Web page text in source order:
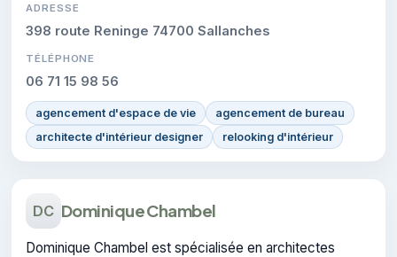
ADRESSE
398 route Reninge 74700 Sallanches
TÉLÉPHONE
06 71 15 98 56
agencement d'espace de vie
agencement de bureau
architecte d'intérieur designer
relooking d'intérieur
DC Dominique Chambel
Dominique Chambel est spécialisée en architectes